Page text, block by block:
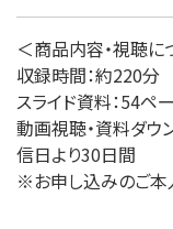
＜商品内容・視聴に
収録時間：約220分
スライド資料：54ペ
動画視聴・資料ダウ
信日より30日間
※お申し込みのご本